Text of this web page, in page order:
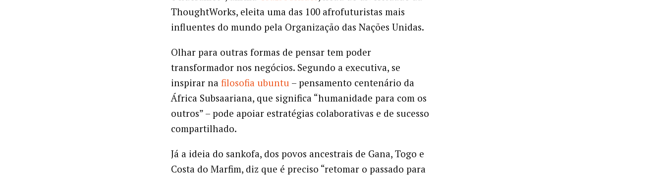
ThoughtWorks, eleita uma das 100 afrofuturistas mais
influentes do mundo pela Organização das Nações Unidas.
Olhar para outras formas de pensar tem poder
transformador nos negócios. Segundo a executiva, se
inspirar na filosofia ubuntu – pensamento centenário da
África Subsaariana, que significa “humanidade para com os
outros” – pode apoiar estratégias colaborativas e de sucesso
compartilhado.
Já a ideia do sankofa, dos povos ancestrais de Gana, Togo e
Costa do Marfim, diz que é preciso “retomar o passado para